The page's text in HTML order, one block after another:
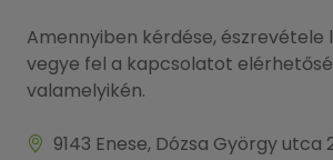
Amennyiben kérdése, észrevétele
vegye fel a kapcsolatot
valamelyikén.
9143 Enese, Dózsa György utca